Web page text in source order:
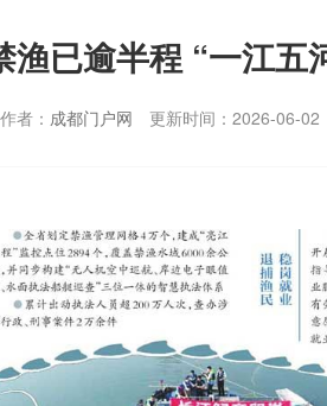
渔已逾半程 “一江五
作者： 成都门户网 更新时间：2026-06-02